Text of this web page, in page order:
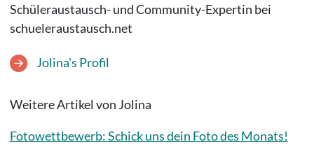
Schüleraustausch- und Community-Expertin bei
schueleraustausch.net
Jolina's Profil
Weitere Artikel von Jolina
Fotowettbewerb: Schick uns dein Foto des Monats!